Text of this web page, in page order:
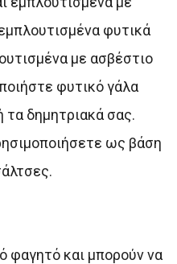
φυτικά
με ασβέστιο
φυτικό γάλα
δημητριακά σας.
ως βάση
φαγητό και μπορούν να